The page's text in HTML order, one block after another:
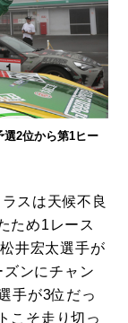
選2位から第1ヒー
スは天候不良
ため1レース
井宏太選手が
ンにチャン
手が3位だっ
こそ走り切っ